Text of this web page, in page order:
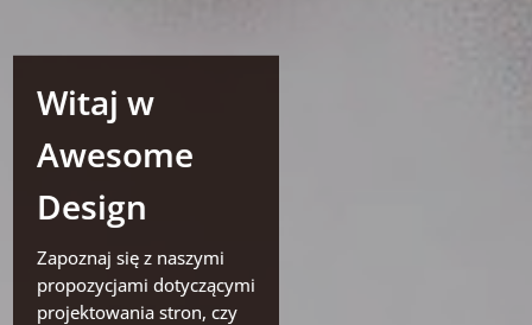
Witaj w
Awesome
Design
Zapoznaj się z naszymi
propozycjami dotyczącymi
projektowania stron, czy